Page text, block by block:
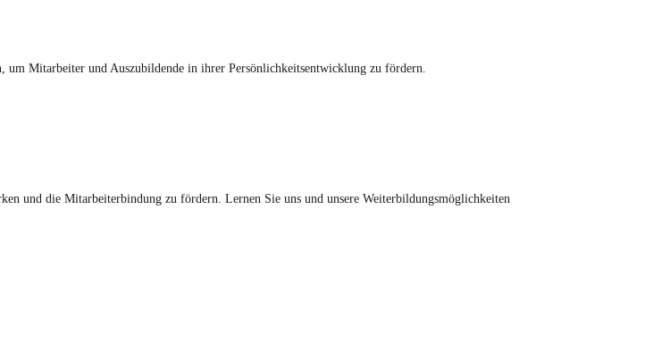
Mitarbeiter und Auszubildende in ihrer Persönlichkeitsentwicklung zu fördern.
und die Mitarbeiterbindung zu fördern. Lernen Sie uns und unsere Weiterbildungsmöglichkeiten